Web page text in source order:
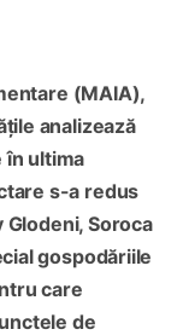
(MAIA),
analizează
în ultima
s-a redus
Soroca
gospodăriile
care
de